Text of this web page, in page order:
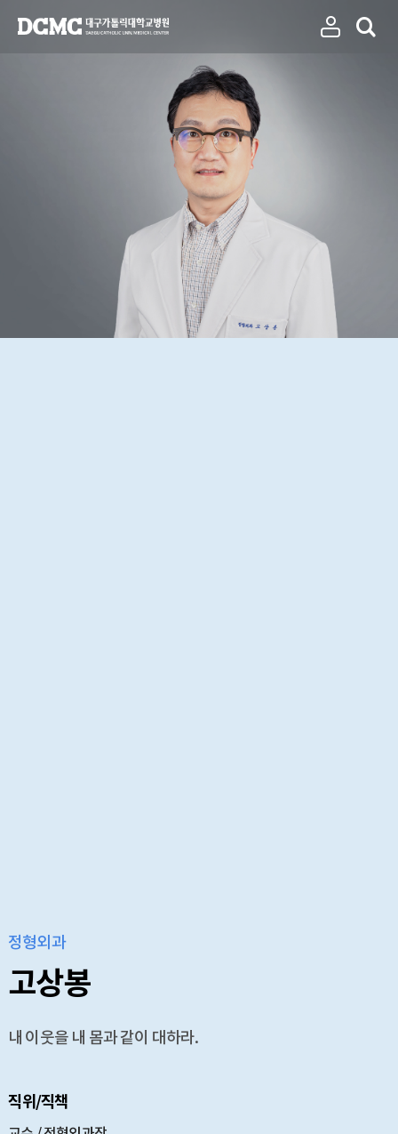
정형외과
고상봉
내 이웃을 내 몸과 같이 대하라.
직위/직책